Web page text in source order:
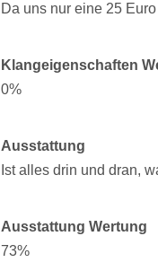
Da uns nur eine 25
Klangeigenschaften
0%
Ausstattung
Ist alles drin und dran,
Ausstattung Wertung
73%